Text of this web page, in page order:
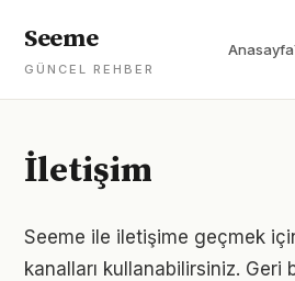
Seeme
GÜNCEL REHBER
Anasayfa
İletişim
Seeme ile iletişime geçmek
kanalları kullanabilirsiniz. Geri